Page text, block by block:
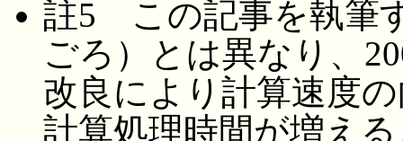
註5 この記事を執筆
ごろ）とは異なり、
改良により計算速度
計算処理時間が増え